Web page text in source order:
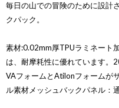
毎日の山での冒険のために設計
クパック。
素材:0.02mm厚TPUラミネート
は、耐摩耗性に優れています。
VAフォームとAtilonフォームが
ル素材メッシュバックパネル：